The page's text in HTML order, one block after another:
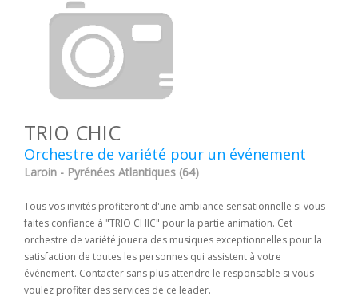
TRIO CHIC
Orchestre de variété pour un événement
Laroin - Pyrénées Atlantiques (64)
Tous vos invités profiteront d'une ambiance sensationnelle si vous
faites confiance à "TRIO CHIC" pour la partie animation. Cet
orchestre de variété jouera des musiques exceptionnelles pour la
satisfaction de toutes les personnes qui assistent à votre
événement. Contacter sans plus attendre le responsable si vous
voulez profiter des services de ce leader.